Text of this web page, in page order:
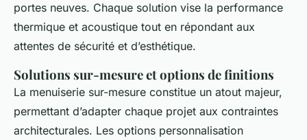
portes neuves. Chaque solution vise la performance
thermique et acoustique tout en répondant aux
attentes de sécurité et d’esthétique.
Solutions sur-mesure et options de finitions
La menuiserie sur-mesure constitue un atout majeur,
permettant d’adapter chaque projet aux contraintes
architecturales. Les options personnalisation